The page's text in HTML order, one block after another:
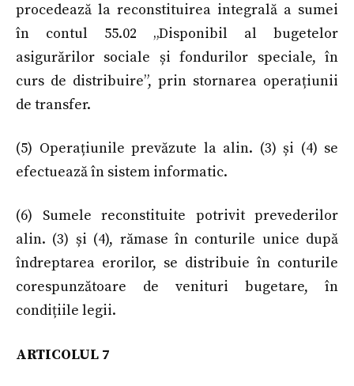
procedează la reconstituirea integrală a sumei
în contul 55.02 „Disponibil al bugetelor
asigurărilor sociale și fondurilor speciale, în
curs de distribuire”, prin stornarea operațiunii
de transfer.
(5) Operațiunile prevăzute la alin. (3) și (4) se
efectuează în sistem informatic.
(6) Sumele reconstituite potrivit prevederilor
alin. (3) și (4), rămase în conturile unice după
îndreptarea erorilor, se distribuie în conturile
corespunzătoare de venituri bugetare, în
condițiile legii.
ARTICOLUL 7